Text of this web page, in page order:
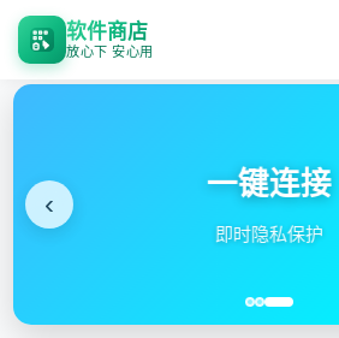
软件商店
放心下 安心用
‹